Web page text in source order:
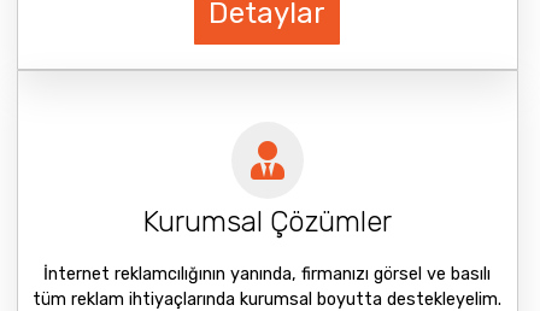
Detaylar
Kurumsal Çözümler
İnternet reklamcılığının yanında, firmanızı görsel ve basılı
tüm reklam ihtiyaçlarında kurumsal boyutta destekleyelim.